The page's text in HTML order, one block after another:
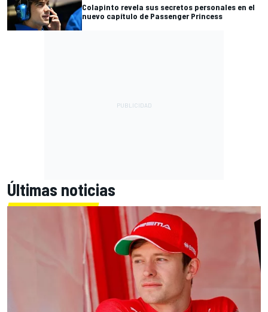
Colapinto revela sus secretos personales en el
nuevo capítulo de Passenger Princess
Últimas noticias